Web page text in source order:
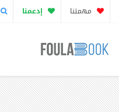
مهمتنا إدعمنا